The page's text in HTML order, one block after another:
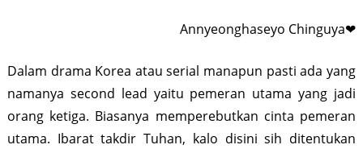
Annyeonghaseyo Chinguya❤
Dalam drama Korea atau serial manapun pasti ada yang
namanya second lead yaitu pemeran utama yang jadi
orang ketiga. Biasanya memperebutkan cinta pemeran
utama. Ibarat takdir Tuhan, kalo disini sih ditentukan